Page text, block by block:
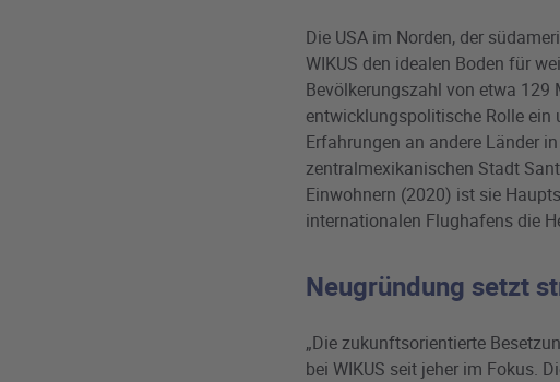
Die USA im Norden, der
WIKUS den idealen Boden für
Bevölkerungszahl von etwa
entwicklungspolitische Rolle
Erfahrungen an andere Länder
zentralmexikanischen Stadt
Einwohnern (2020) ist sie
internationalen Flughafens die
Neugründung setzt
„Die zukunftsorientierte
bei WIKUS seit jeher im Fokus.